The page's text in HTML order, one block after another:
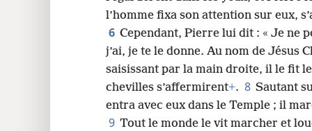
l’homme fixa son attention sur eux,
6 Cependant, Pierre lui dit : « Je ne
j’ai, je te le donne. Au nom de Jésus
saisissant par la main droite, il le fit
chevilles s’affermirent+. 8 Sautant
entra avec eux dans le Temple ; il
9 Tout le monde le vit marcher et